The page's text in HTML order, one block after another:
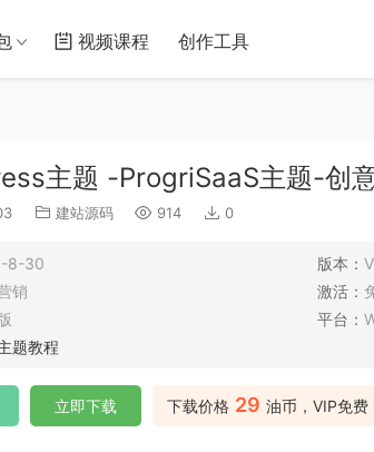
视频课程 创作工具
主题 -ProgriSaaS主题-创
建站源码 914 0
8-30 版本：
销 激活：
平台：
题教程
下载价格 29 油币，VIP免费
立即下载